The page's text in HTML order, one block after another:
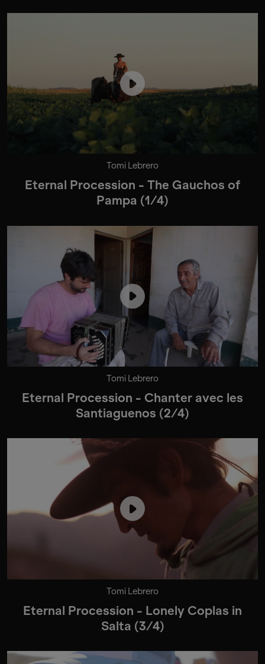
Tomi Lebrero
Eternal Procession - The Gauchos of
Pampa (1/4)
Tomi Lebrero
Eternal Procession - Chanter avec les
Santiaguenos (2/4)
Tomi Lebrero
Eternal Procession - Lonely Coplas in
Salta (3/4)